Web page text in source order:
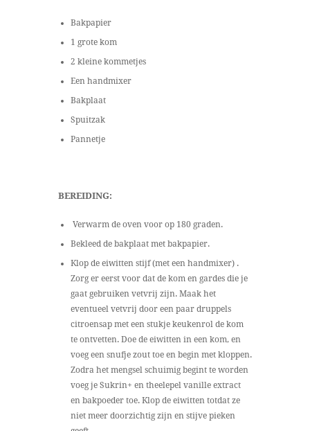
Bakpapier
1 grote kom
2 kleine kommetjes
Een handmixer
Bakplaat
Spuitzak
Pannetje
BEREIDING:
Verwarm de oven voor op 180 graden.
Bekleed de bakplaat met bakpapier.
Klop de eiwitten stijf (met een handmixer) .
Zorg er eerst voor dat de kom en gardes die je
gaat gebruiken vetvrij zijn. Maak het
eventueel vetvrij door een paar druppels
citroensap met een stukje keukenrol de kom
te ontvetten. Doe de eiwitten in een kom, en
voeg een snufje zout toe en begin met kloppen.
Zodra het mengsel schuimig begint te worden
voeg je Sukrin+ en theelepel vanille extract
en bakpoeder toe. Klop de eiwitten totdat ze
niet meer doorzichtig zijn en stijve pieken